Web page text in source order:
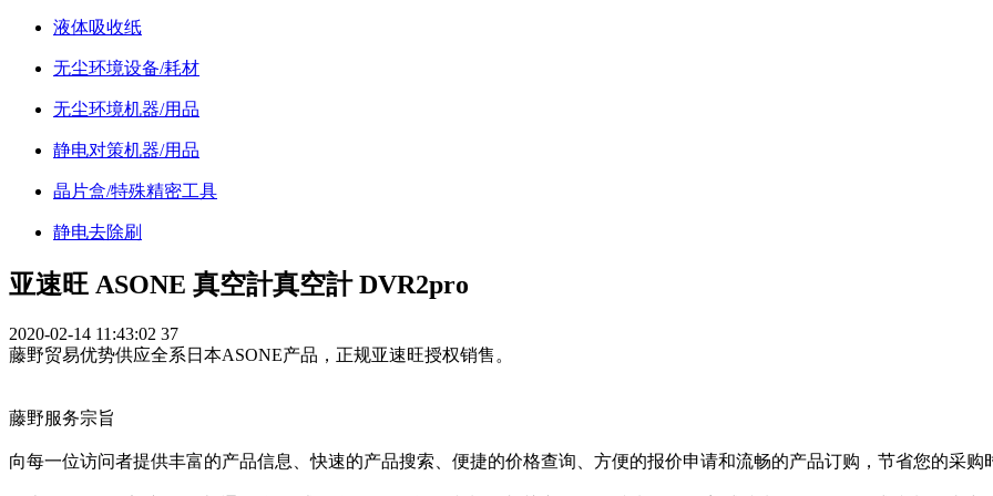
液体吸收纸
无尘环境设备/耗材
无尘环境机器/用品
静电对策机器/用品
晶片盒/特殊精密工具
静电去除刷
亚速旺 ASONE 真空計真空計 DVR2pro
2020-02-14 11:43:02 37
藤野贸易优势供应全系日本ASONE产品，正规亚速旺授权销售。
藤野服务宗旨
向每一位访问者提供丰富的产品信息、快速的产品搜索、便捷的价格查询、方便的报价申请和流畅的产品订购，节省您的采购